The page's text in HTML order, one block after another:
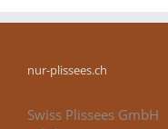
nur-plissees.ch
Swiss Plissees GmbH